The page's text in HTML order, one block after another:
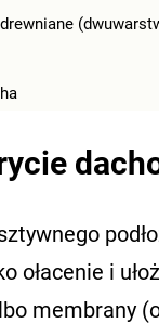
ołacenie i
membrany